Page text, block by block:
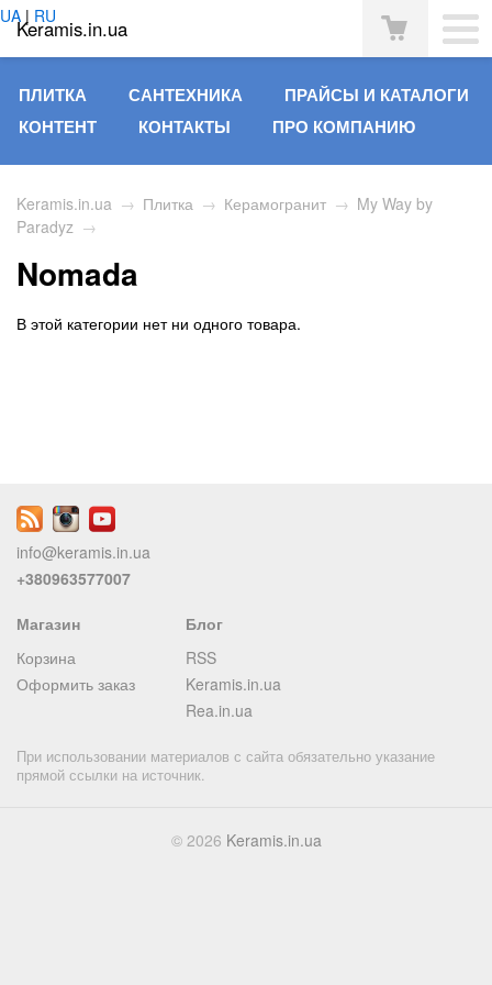
Keramis.in.ua
UA | RU
ПЛИТКА САНТЕХНИКА
ПРАЙСЫ И КАТАЛОГИ
КОНТЕНТ
КОНТАКТЫ ПРО КОМПАНИЮ
Keramis.in.ua → Плитка → Керамогранит → My Way by
Paradyz →
Nomada
В этой категории нет ни одного товара.
info@keramis.in.ua
+380963577007
Магазин
Корзина
Оформить заказ
Блог
RSS
Keramis.in.ua
Rea.in.ua
При использовании материалов с сайта обязательно указание
прямой ссылки на источник.
© 2026 Keramis.in.ua